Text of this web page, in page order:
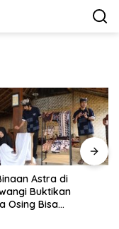
Catat Pertumbuhan
di Indonesia, Aion UT
Kontributor Terbesar